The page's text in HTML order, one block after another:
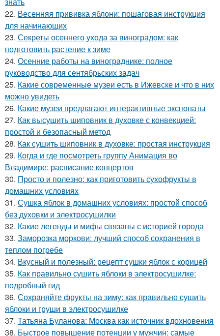
22. Весенняя прививка яблони: пошаговая инструкция
для начинающих
23. Секреты осеннего ухода за виноградом: как
подготовить растение к зиме
24. Осенние работы на винограднике: полное
руководство для сентябрьских задач
25. Какие современные музеи есть в Ижевске и что в них
можно увидеть
26. Какие музеи предлагают интерактивные экспонаты
27. Как высушить шиповник в духовке с конвекцией:
простой и безопасный метод
28. Как сушить шиповник в духовке: простая инструкция
29. Когда и где посмотреть группу Анимация во
Владимире: расписание концертов
30. Просто и полезно: как приготовить сухофрукты в
домашних условиях
31. Сушка яблок в домашних условиях: простой способ
без духовки и электросушилки
32. Какие легенды и мифы связаны с историей города
33. Заморозка моркови: лучший способ сохранения в
теплом погребе
34. Вкусный и полезный: рецепт сушки яблок с корицей
35. Как правильно сушить яблоки в электросушилке:
подробный гид
36. Сохраняйте фрукты на зиму: как правильно сушить
яблоки и груши в электросушилке
37. Татьяна Буланова: Москва как источник вдохновения
38. Быстрое повышение потенции у мужчин: самые